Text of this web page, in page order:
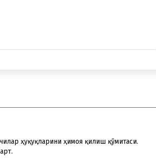
ҳуқуқларини ҳимоя қилиш қўмитаси.